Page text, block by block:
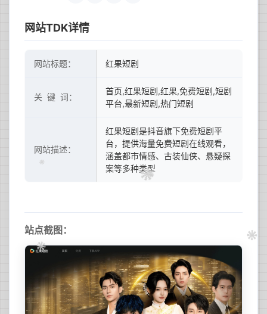
网站TDK详情
网站标题： 红果短剧
关 键 词：
首页,红果短剧,红果,免费短剧,短剧
平台,最新短剧,热门短剧
网站描述：
红果短剧是抖音旗下免费短剧平
台，提供海量免费短剧在线观看，
涵盖都市情感、古装仙侠、悬疑探
案等多种类型
站点截图：